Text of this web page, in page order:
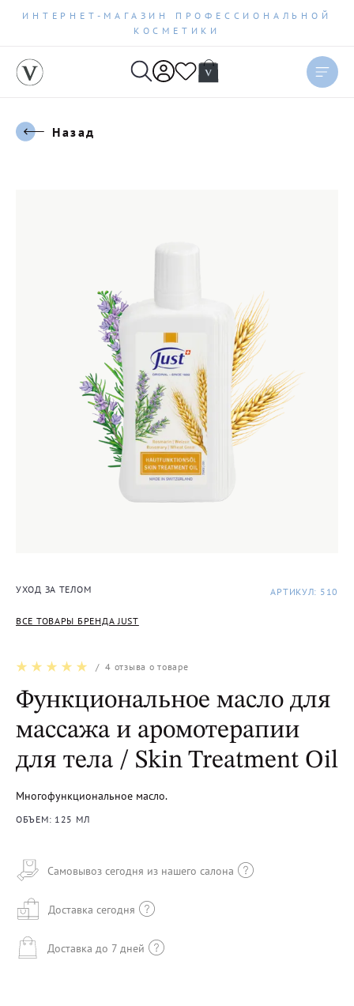
ИНТЕРНЕТ-МАГАЗИН ПРОФЕССИОНАЛЬНОЙ
КОСМЕТИКИ
Назад
УХОД ЗА ТЕЛОМ
ВСЕ ТОВАРЫ БРЕНДА JUST
АРТИКУЛ: 510
/4 отзыва о товаре
Функциональное масло для
массажа и аромотерапии
для тела / Skin Treatment Oil
Многофункциональное масло.
ОБЪЕМ: 125 МЛ
Самовывоз сегодня из нашего салона
Доставка сегодня
Доставка до 7 дней